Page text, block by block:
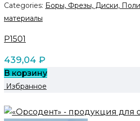
Categories: Боры, Фрезы, Диски,
материалы
P1501
439,04 ₽
В корзину
Избранное